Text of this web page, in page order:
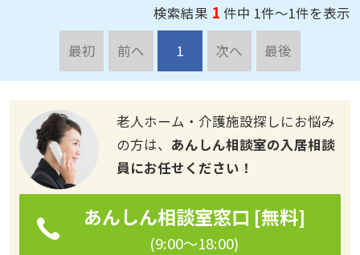
検索結果 1件中 1件～1件を表示
最初
前へ 1 次へ 最後
老人ホーム・介護施設探しにお悩み
の方は、 あんしん相談室の入居相談
員にお任せください！
あんしん相談室窓口 [無料]
(9:00～18:00)